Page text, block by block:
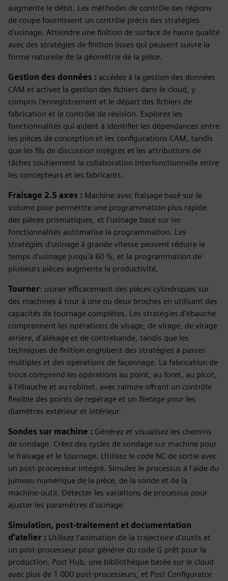
augmente le débit. Les méthodes de contrôle des régions
de coupe fournissent un contrôle précis des stratégies
d'usinage. Atteindre une finition de surface de haute qualité
avec des stratégies de finition lisses qui peuvent suivre la
forme naturelle de la géométrie de la pièce.
Gestion des données : accédez à la gestion des données
CAM et activez la gestion des fichiers dans le cloud, y
compris l'enregistrement et le départ des fichiers de
fabrication et le contrôle de révision. Explorez les
fonctionnalités qui aident à identifier les dépendances entre
les pièces de conception et les configurations CAM, tandis
que les fils de discussion intégrés et les attributions de
tâches soutiennent la collaboration interfonctionnelle entre
les concepteurs et les fabricants.
Fraisage 2.5 axes : Machine avec fraisage basé sur le
volume pour permettre une programmation plus rapide
des pièces prismatiques, et l'usinage basé sur les
fonctionnalités automatise la programmation. Les
stratégies d'usinage à grande vitesse peuvent réduire le
temps d'usinage jusqu'à 60 %, et la programmation de
plusieurs pièces augmente la productivité.
Tourner: usiner efficacement des pièces cylindriques sur
des machines à tour à une ou deux broches en utilisant des
capacités de tournage complètes. Les stratégies d'ébauche
comprennent les opérations de visage, de virage, de virage
arrière, d'alésage et de contrebande, tandis que les
techniques de finition englobent des stratégies à passes
multiples et des opérations de façonnage. La fabrication de
trous comprend les opérations au point, au foret, au picot,
à l'ébauche et au robinet, avec rainure offrant un contrôle
flexible des points de repérage et un filetage pour les
diamètres extérieur et intérieur.
Sondes sur machine : Générez et visualisez les chemins
de sondage. Créez des cycles de sondage sur machine pour
le fraisage et le tournage. Utilisez le code NC de sortie avec
un post-processeur intégré. Simulez le processus à l'aide du
jumeau numérique de la pièce, de la sonde et de la
machine-outil. Détecter les variations de processus pour
ajuster les paramètres d'usinage.
Simulation, post-traitement et documentation
d'atelier : Utilisez l'animation de la trajectoire d'outils et
un post-processeur pour générer du code G prêt pour la
production. Post Hub, une bibliothèque basée sur le cloud
avec plus de 1 000 post-processeurs, et Post Configurator